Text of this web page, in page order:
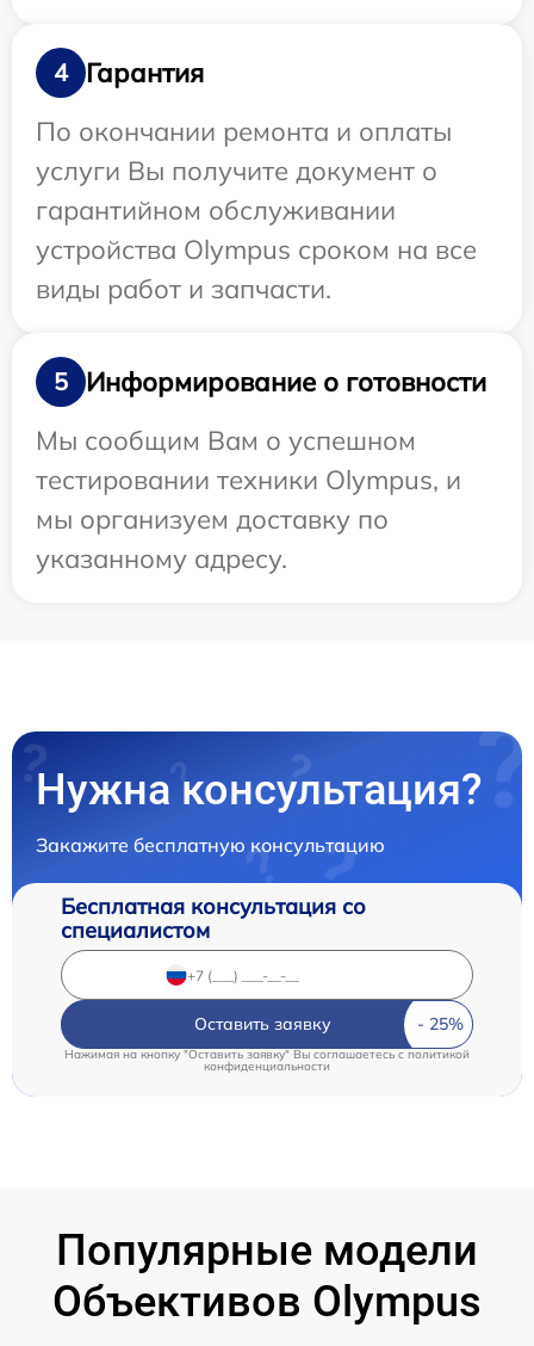
4
Гарантия
По окончании ремонта и оплаты
услуги Вы получите документ о
гарантийном обслуживании
устройства Olympus сроком на все
виды работ и запчасти.
5
Информирование о готовности
Мы сообщим Вам о успешном
тестировании техники Olympus, и
мы организуем доставку по
указанному адресу.
Нужна консультация?
Закажите бесплатную консультацию
Бесплатная консультация со
специалистом
Оставить заявку
Нажимая на кнопку "Оставить заявку" Вы соглашаетесь c политикой
конфиденциальности
Популярные модели
Объективов Olympus